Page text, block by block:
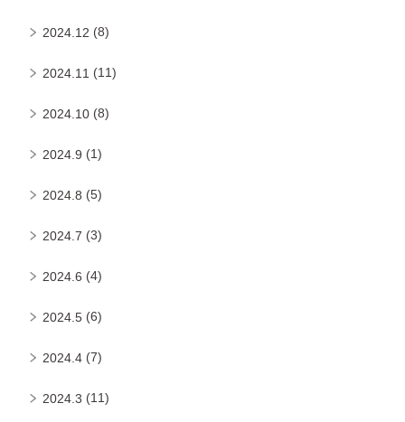
2024.12 (8)
2024.11 (11)
2024.10 (8)
2024.9 (1)
2024.8 (5)
2024.7 (3)
2024.6 (4)
2024.5 (6)
2024.4 (7)
2024.3 (11)